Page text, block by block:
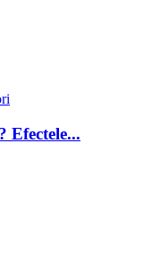
Efectele...